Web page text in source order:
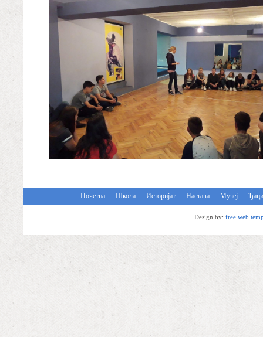
Почетна Школа Историјат Настава Музеј Ђаци
Design by: free web